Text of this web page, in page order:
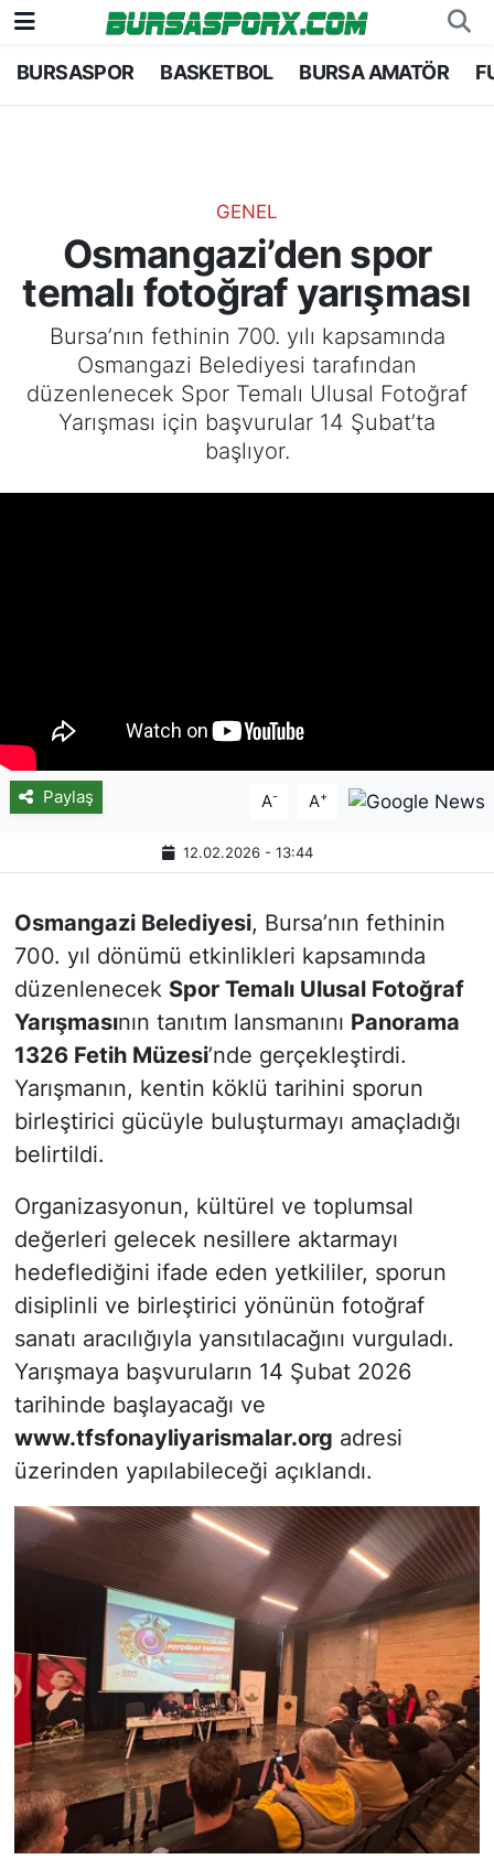
BURSASPOR BASKETBOL BURSA AMATÖR
GENEL
Osmangazi’den spor
temalı fotoğraf yarışması
Bursa’nın fethinin 700. yılı kapsamında
Osmangazi Belediyesi tarafından
düzenlenecek Spor Temalı Ulusal Fotoğraf
Yarışması için başvurular 14 Şubat’ta
başlıyor.
Paylaş A- A+
12.02.2026 - 13:44
Osmangazi Belediyesi, Bursa’nın fethinin
700. yıl dönümü etkinlikleri kapsamında
düzenlenecek Spor Temalı Ulusal Fotoğraf
Yarışmasının tanıtım lansmanını Panorama
1326 Fetih Müzesi’nde gerçekleştirdi.
Yarışmanın, kentin köklü tarihini sporun
birleştirici gücüyle buluşturmayı amaçladığı
belirtildi.
Organizasyonun, kültürel ve toplumsal
değerleri gelecek nesillere aktarmayı
hedeflediğini ifade eden yetkililer, sporun
disiplinli ve birleştirici yönünün fotoğraf
sanatı aracılığıyla yansıtılacağını vurguladı.
Yarışmaya başvuruların 14 Şubat 2026
tarihinde başlayacağı ve
www.tfsfonayliyarismalar.org adresi
üzerinden yapılabileceği açıklandı.
Bursaspor
Bursa Amatör
Hentbol
Voleybol
Genel
Bursa Nöbetçi Eczaneler
Bursa Trafik Yoğunluk Haritası
TFF 1.Lig Puan Durumu ve Fikstür
Tüm Manşetler
Son Dakika Haberleri